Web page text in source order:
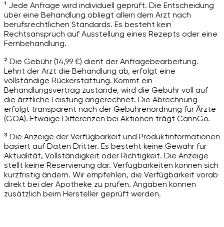
¹ Jede Anfrage wird individuell geprüft. Die Entscheidung
über eine Behandlung obliegt allein dem Arzt nach
berufsrechtlichen Standards. Es besteht kein
Rechtsanspruch auf Ausstellung eines Rezepts oder eine
Fernbehandlung.
² Die Gebühr (14,99 €) dient der Anfragebearbeitung.
Lehnt der Arzt die Behandlung ab, erfolgt eine
vollständige Rückerstattung. Kommt ein
Behandlungsvertrag zustande, wird die Gebühr voll auf
die ärztliche Leistung angerechnet. Die Abrechnung
erfolgt transparent nach der Gebührenordnung für Ärzte
(GOÄ). Etwaige Differenzen bei Aktionen trägt CannGo.
³ Die Anzeige der Verfügbarkeit und Produktinformationen
basiert auf Daten Dritter. Es besteht keine Gewähr für
Aktualität, Vollständigkeit oder Richtigkeit. Die Anzeige
stellt keine Reservierung dar. Verfügbarkeiten können sich
kurzfristig ändern. Wir empfehlen, die Verfügbarkeit vorab
direkt bei der Apotheke zu prüfen. Angaben können
zusätzlich beim Hersteller geprüft werden.